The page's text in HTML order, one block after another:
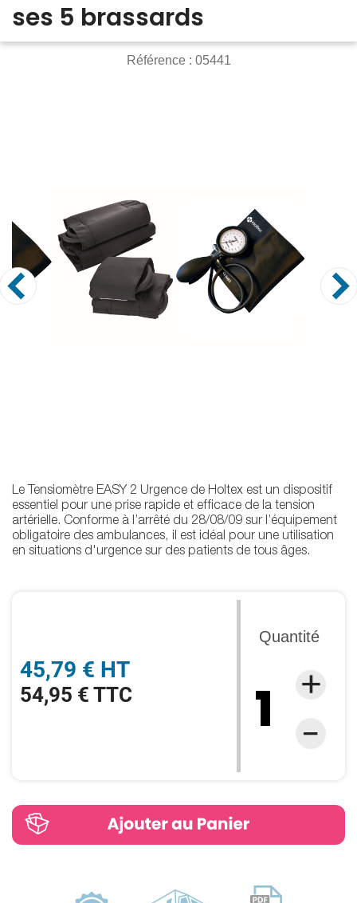
ses 5 brassards
Référence : 05441
45,79 € HT
54,95 € TTC
Quantité
Le Tensiomètre EASY 2 Urgence de Holtex est un dispositif
essentiel pour une prise rapide et efficace de la tension
artérielle. Conforme à l’arrêté du 28/08/09 sur l’équipement
obligatoire des ambulances, il est idéal pour une utilisation
en situations d'urgence sur des patients de tous âges.